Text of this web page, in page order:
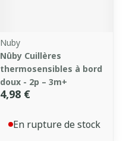
Nuby
Nûby Cuillères
thermosensibles à bord
doux - 2p – 3m+
4,98 €
En rupture de stock